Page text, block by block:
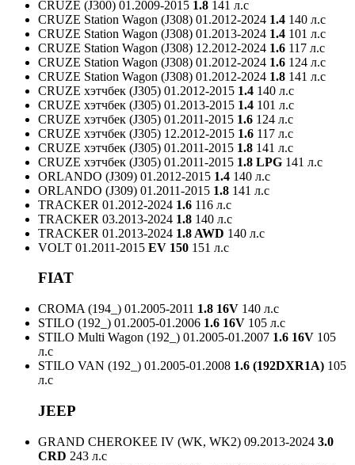
CRUZE (J300) 01.2009-2015 1.8 141 л.с
CRUZE Station Wagon (J308) 01.2012-2024 1.4 140 л.с
CRUZE Station Wagon (J308) 01.2013-2024 1.4 101 л.с
CRUZE Station Wagon (J308) 12.2012-2024 1.6 117 л.с
CRUZE Station Wagon (J308) 01.2012-2024 1.6 124 л.с
CRUZE Station Wagon (J308) 01.2012-2024 1.8 141 л.с
CRUZE хэтчбек (J305) 01.2012-2015 1.4 140 л.с
CRUZE хэтчбек (J305) 01.2013-2015 1.4 101 л.с
CRUZE хэтчбек (J305) 01.2011-2015 1.6 124 л.с
CRUZE хэтчбек (J305) 12.2012-2015 1.6 117 л.с
CRUZE хэтчбек (J305) 01.2011-2015 1.8 141 л.с
CRUZE хэтчбек (J305) 01.2011-2015 1.8 LPG 141 л.с
ORLANDO (J309) 01.2012-2015 1.4 140 л.с
ORLANDO (J309) 01.2011-2015 1.8 141 л.с
TRACKER 01.2012-2024 1.6 116 л.с
TRACKER 03.2013-2024 1.8 140 л.с
TRACKER 01.2013-2024 1.8 AWD 140 л.с
VOLT 01.2011-2015 EV 150 151 л.с
FIAT
CROMA (194_) 01.2005-2011 1.8 16V 140 л.с
STILO (192_) 01.2005-01.2006 1.6 16V 105 л.с
STILO Multi Wagon (192_) 01.2005-01.2007 1.6 16V 105
л.с
STILO VAN (192_) 01.2005-01.2008 1.6 (192DXR1A) 105
л.с
JEEP
GRAND CHEROKEE IV (WK, WK2) 09.2013-2024 3.0
CRD 243 л.с